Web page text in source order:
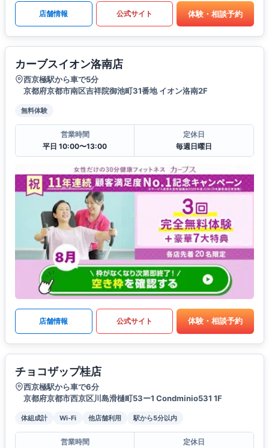
店舗情報 公式サイト 体験・相談予約
カーブスイオン洛南店
西京極駅から車で5分
京都府京都市南区吉祥院御池町31番地 イオン洛南2F
無料体験
営業時間
平日 10:00〜13:00
定休日
毎週日曜日
店舗情報 公式サイト 体験・相談予約
チョコザップ桂店
西京極駅から車で6分
京都府京都市西京区川島滑樋町53ー1 Condminio531 1F
体組成計 Wi-Fi 他店舗利用 駅から5分以内
営業時間
定休日